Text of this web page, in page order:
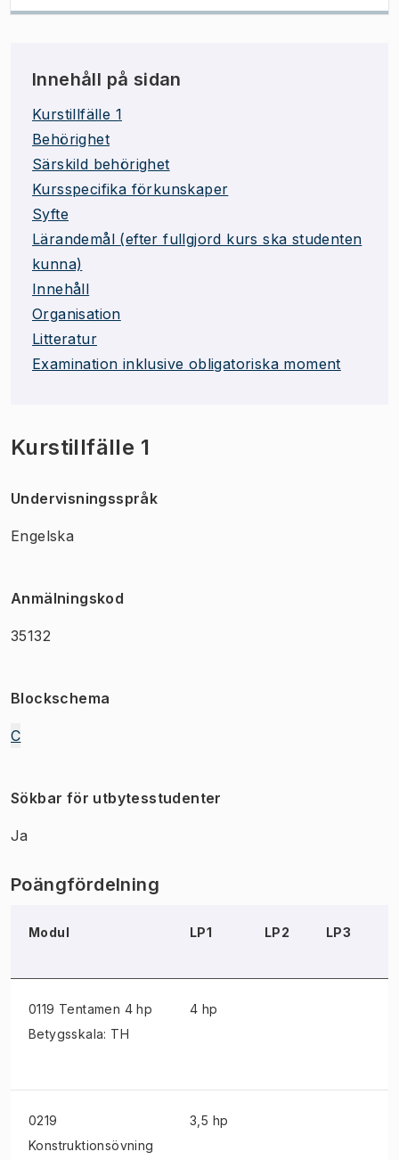
Innehåll på sidan
Kurstillfälle 1
Behörighet
Särskild behörighet
Kursspecifika förkunskaper
Syfte
Lärandemål (efter fullgjord kurs ska studenten
kunna)
Innehåll
Organisation
Litteratur
Examination inklusive obligatoriska moment
Kurstillfälle 1
Undervisningsspråk
Engelska
Anmälningskod
35132
Blockschema
C
Sökbar för utbytesstudenter
Ja
Poängfördelning
Modul LP1 LP2 LP3
0119 Tentamen 4 hp
Betygsskala: TH
4 hp
0219
Konstruktionsövning
3,5 hp